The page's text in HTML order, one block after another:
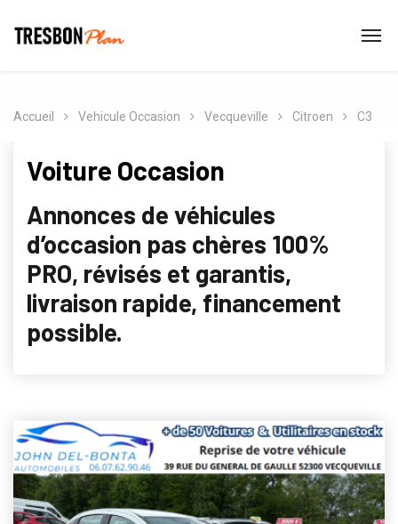
Accueil Vehicule Occasion Vecqueville Citroen C3
Voiture Occasion
Annonces de véhicules
d’occasion pas chères 100%
PRO, révisés et garantis,
livraison rapide, financement
possible.